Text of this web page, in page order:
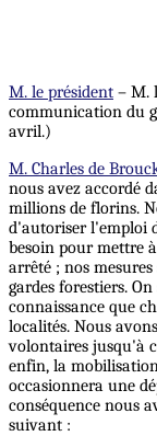
M. le président – M.
communication du
avril.)
M. Charles de
nous avez accordé
millions de florins.
d'autoriser l'emploi
besoin pour mettre
arrêté ; nos
gardes forestiers.
connaissance que
localités. Nous
volontaires jusqu'à
enfin, la
occasionnera une
conséquence nous
suivant :